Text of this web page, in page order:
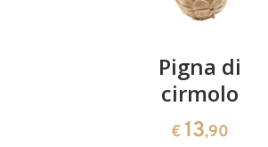
Pigna di
cirmolo
€ 13,90